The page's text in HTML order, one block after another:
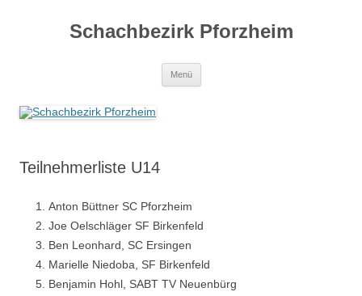
Schachbezirk Pforzheim
Menü
Teilnehmerliste U14
Anton Büttner SC Pforzheim
Joe Oelschläger SF Birkenfeld
Ben Leonhard, SC Ersingen
Marielle Niedoba, SF Birkenfeld
Benjamin Hohl, SABT TV Neuenbürg